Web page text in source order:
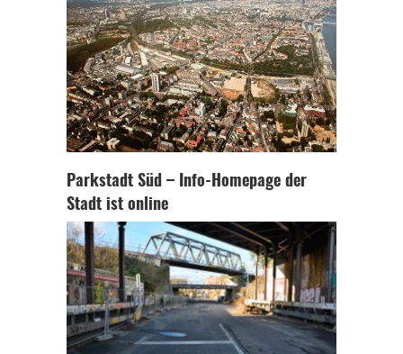
Parkstadt Süd – Info-Homepage der
Stadt ist online